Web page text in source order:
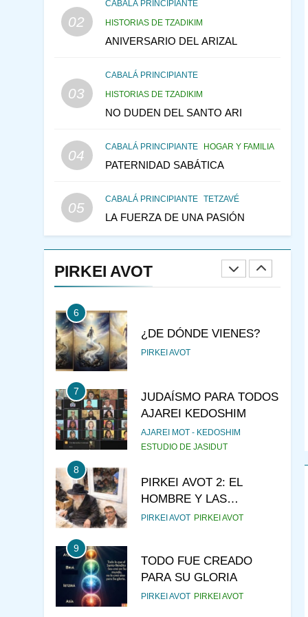
02
CABALÁ PRINCIPIANTE
HISTORIAS DE TZADIKIM
ANIVERSARIO DEL ARIZAL
03
CABALÁ PRINCIPIANTE
HISTORIAS DE TZADIKIM
NO DUDEN DEL SANTO ARI
04
CABALÁ PRINCIPIANTE HOGAR Y FAMILIA
PATERNIDAD SABÁTICA
05
CABALÁ PRINCIPIANTE TETZAVÉ
LA FUERZA DE UNA PASIÓN
PIRKEI AVOT
CONVERSAR CON LA
MUJER A LA LUZ DEL
JUDAÍSMO
AMOR, PAREJA Y MATRIMONIO
3
Pirkei Avot 3:7 SOLO
DIOS
4
LA LEY JUDIA DE
PIRKEI AVOT
5
LA RECOMPENSA QUE
HAY EN EL CASTIGO
6
¿DE DÓNDE VIENES?
PIRKEI AVOT
7
JUDAÍSMO PARA TODOS
AJAREI KEDOSHIM
AJAREI MOT - KEDOSHIM
ESTUDIO DE JASIDUT
8
PIRKEI AVOT 2: EL
HOMBRE Y LAS
CRIATURAS
PIRKEI AVOT PIRKEI AVOT
9
TODO FUE CREADO
PARA SU GLORIA
PIRKEI AVOT PIRKEI AVOT